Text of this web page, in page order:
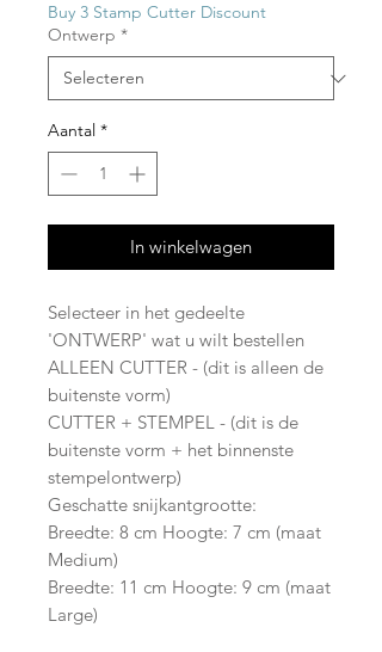
Buy 3 Stamp Cutter Discount
Ontwerp *
Aantal *
In winkelwagen
Selecteer in het gedeelte
'ONTWERP' wat u wilt bestellen
ALLEEN CUTTER - (dit is alleen de
buitenste vorm)
CUTTER + STEMPEL - (dit is de
buitenste vorm + het binnenste
stempelontwerp)
Geschatte snijkantgrootte:
Breedte: 8 cm Hoogte: 7 cm (maat
Medium)
Breedte: 11 cm Hoogte: 9 cm (maat
Large)